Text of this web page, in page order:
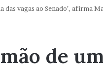
das vagas ao Senado’, afirma
de